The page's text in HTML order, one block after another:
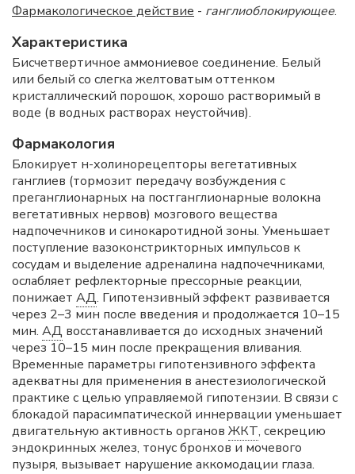
Фармакологическое действие - ганглиоблокирующее.
Характеристика
Бисчетвертичное аммониевое соединение. Белый
или белый со слегка желтоватым оттенком
кристаллический порошок, хорошо растворимый в
воде (в водных растворах неустойчив).
Фармакология
Блокирует н-холинорецепторы вегетативных
ганглиев (тормозит передачу возбуждения с
преганглионарных на постганглионарные волокна
вегетативных нервов) мозгового вещества
надпочечников и синокаротидной зоны. Уменьшает
поступление вазоконстрикторных импульсов к
сосудам и выделение адреналина надпочечниками,
ослабляет рефлекторные прессорные реакции,
понижает АД. Гипотензивный эффект развивается
через 2–3 мин после введения и продолжается 10–15
мин. АД восстанавливается до исходных значений
через 10–15 мин после прекращения вливания.
Временные параметры гипотензивного эффекта
адекватны для применения в анестезиологической
практике с целью управляемой гипотензии. В связи с
блокадой парасимпатической иннервации уменьшает
двигательную активность органов ЖКТ, секрецию
эндокринных желез, тонус бронхов и мочевого
пузыря, вызывает нарушение аккомодации глаза.